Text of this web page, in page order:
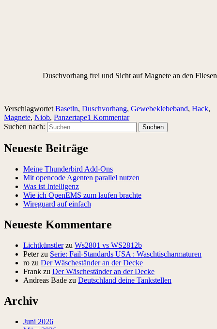
Duschvorhang frei und Sicht auf Magnete an den
Verschlagwortet Basetln, Duschvorhang, Gewebeklebeband, Hack,
Magnete, Niob, Panzertape1 Kommentar
Suchen nach:
Neueste Beiträge
Meine Thunderbird Add-Ons
Mit opencode Agenten parallel nutzen
Was ist Intelligenz
Wie ich OpenEMS zum laufen brachte
Wireguard auf einfach
Neueste Kommentare
Lichtkünstlerzu Ws2801 vs WS2812b
Peterzu Serie: Fail-Standards USA : Waschtischarmaturen
ro zu Der Wäscheständer an der Decke
Frank zu Der Wäscheständer an der Decke
Andreas Bade zu Deutschland deine Tankstellen
Archiv
Juni 2026